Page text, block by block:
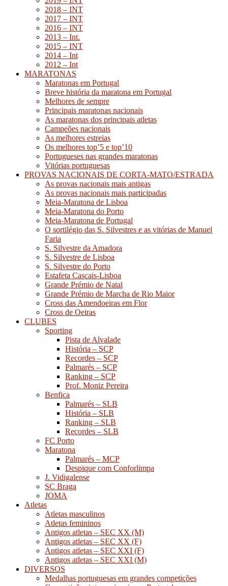
2018 – INT
2017 – INT
2016 – INT
2013 – Int.
2015 – INT
2014 – Int
2012 – Int
MARATONAS
Maratonas em Portugal
Breve história da maratona em Portugal
Melhores de sempre
Principais maratonas nacionais
As maratonas dos principais atletas
Campeões nacionais
As melhores estreias
Os melhores top’5 e top’10
Portugueses nas grandes maratonas
Vitórias portuguesas
PROVAS NACIONAIS DE CORTA-MATO/ESTRADA
As provas nacionais mais antigas
As provas nacionais mais participadas
Meia-Maratona de Lisboa
Meia-Maratona do Porto
Meia-Maratona de Portugal
O sortilégio das S. Silvestres e as vitórias de Manuel
Faria
S. Silvestre da Amadora
S. Silvestre de Lisboa
S. Silvestre do Porto
Estafeta Cascais-Lisboa
Grande Prémio de Natal
Grande Prémio de Marcha de Rio Maior
Cross das Amendoeiras em Flor
Cross de Oeiras
CLUBES
Sporting
Pista de Alvalade
História – SCP
Recordes – SCP
Palmarés – SCP
Ranking – SCP
Prof. Moniz Pereira
Benfica
Palmarés – SLB
História – SLB
Ranking – SLB
Recordes – SLB
FC Porto
Maratona
Palmarés – MCP
Despique com Conforlimpa
J. Vidigalense
SC Braga
JOMA
Atletas
Atletas masculinos
Atletas femininos
Antigos atletas – SEC XX (M)
Antigos atletas – SEC XX (F)
Antigos atletas – SEC XXI (F)
Antigos atletas – SEC XXI (M)
DIVERSOS
Medalhas portuguesas em grandes competições